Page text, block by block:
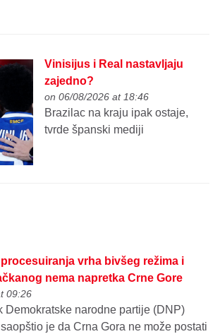
Vinisijus i Real nastavljaju
zajedno?
on 06/08/2026 at 18:46
Brazilac na kraju ipak ostaje,
tvrde španski mediji
vrha bivšeg režima i
nema napretka Crne Gore
09:26
Demokratske narodne partije (DNP)
je da Crna Gora ne može postati